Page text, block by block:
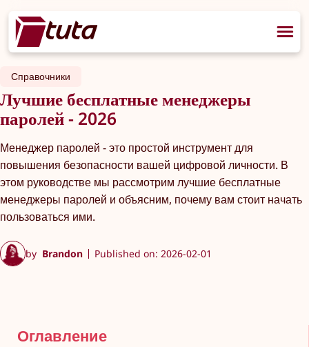
Справочники
Лучшие бесплатные менеджеры
паролей - 2026
Менеджер паролей - это простой инструмент для
повышения безопасности вашей цифровой личности. В
этом руководстве мы рассмотрим лучшие бесплатные
менеджеры паролей и объясним, почему вам стоит начать
пользоваться ими.
by Brandon Published on: 2026-02-01
Оглавление